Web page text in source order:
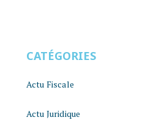
CATÉGORIES
Actu Fiscale
Actu Juridique